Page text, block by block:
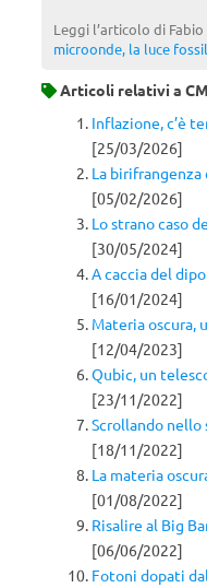
Leggi l’articolo di Fabio
microonde, la luce
Articoli relativi a
Inflazione, c’è
[25/03/2026]
La
[05/02/2026]
Lo strano caso
[30/05/2024]
A caccia del
[16/01/2024]
Materia oscura,
[12/04/2023]
Qubic, un
[23/11/2022]
Scrollando nello
[18/11/2022]
La materia
[01/08/2022]
Risalire al Big
[06/06/2022]
Fotoni dopati